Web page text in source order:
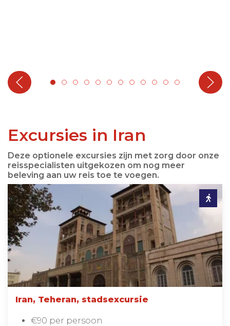
Excursies in Iran
Deze optionele excursies zijn met zorg door onze
reisspecialisten uitgekozen om nog meer
beleving aan uw reis toe te voegen.
Iran, Teheran, stadsexcursie
€90 per persoon